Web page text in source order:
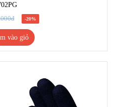
-20%
vào giỏ